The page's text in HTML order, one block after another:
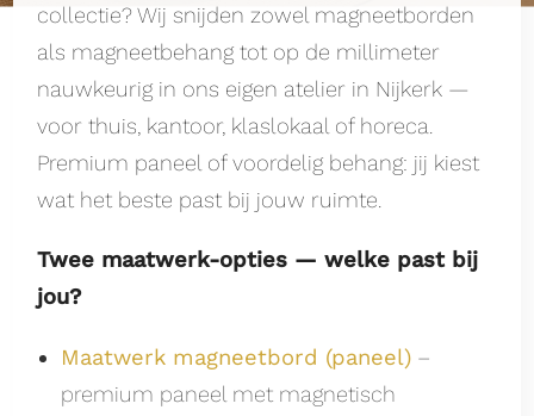
collectie? Wij snijden zowel magneetborden
als magneetbehang tot op de millimeter
nauwkeurig in ons eigen atelier in Nijkerk —
voor thuis, kantoor, klaslokaal of horeca.
Premium paneel of voordelig behang: jij kiest
wat het beste past bij jouw ruimte.
Twee maatwerk-opties — welke past bij
jou?
Maatwerk magneetbord (paneel) –
premium paneel met magnetisch